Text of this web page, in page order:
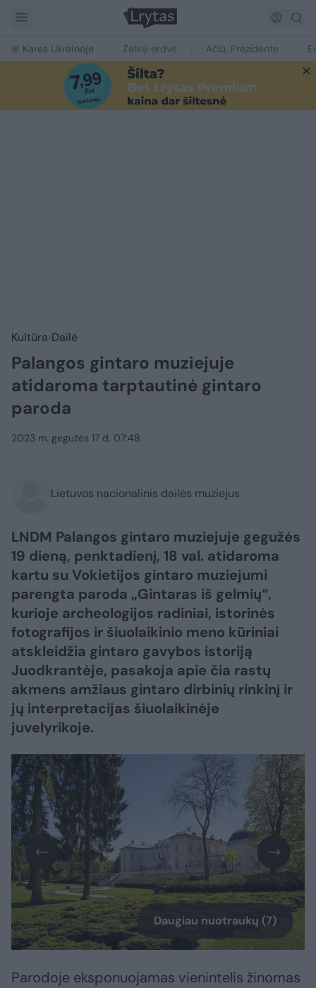
Karas Ukrainoje Žalioji erdvė Ačiū, Prezidente
Kultūra Dailė
Palangos gintaro muziejuje
atidaroma tarptautinė gintaro
paroda
2023 m. gegužės 17 d. 07:48
Lietuvos nacionalinis dailės muziejus
LNDM Palangos gintaro muziejuje gegužės
19 dieną, penktadienį, 18 val. atidaroma
kartu su Vokietijos gintaro muziejumi
parengta paroda „Gintaras iš gelmių“,
kurioje archeologijos radiniai, istorinės
fotografijos ir šiuolaikinio meno kūriniai
atskleidžia gintaro gavybos istoriją
Juodkrantėje, pasakoja apie čia rastų
akmens amžiaus gintaro dirbinių rinkinį ir
jų interpretacijas šiuolaikinėje
juvelyrikoje.
Daugiau nuotraukų (7)
Parodoje eksponuojamas vienintelis žinomas